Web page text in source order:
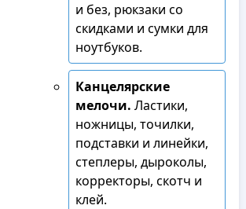
и без, рюкзаки со
скидками и сумки для
ноутбуков.
Канцелярские
мелочи. Ластики,
ножницы, точилки,
подставки и линейки,
степлеры, дыроколы,
корректоры, скотч и
клей.